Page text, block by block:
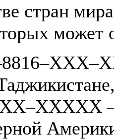
стран
может